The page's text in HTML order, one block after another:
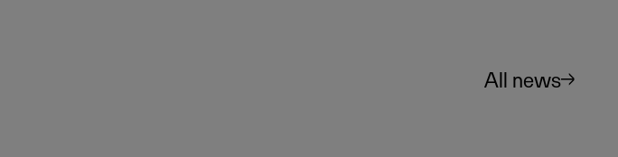
All news